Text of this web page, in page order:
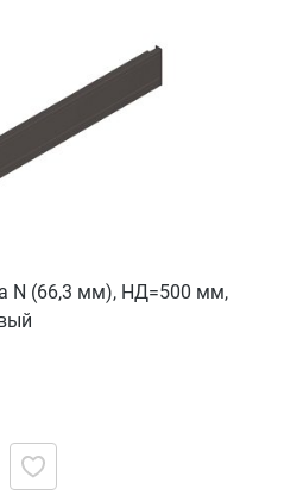
N (66,3 мм), НД=500 мм,